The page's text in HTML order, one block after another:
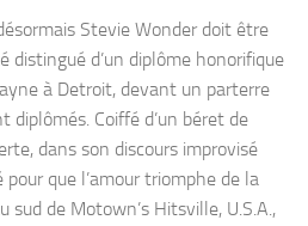
Stevie Wonder doit être
distingué d’un diplôme honorifique
à Detroit, devant un parterre
diplômés. Coiffé d’un béret de
dans son discours improvisé
que l’amour triomphe de la
sud de Motown’s Hitsville, U.S.A.,